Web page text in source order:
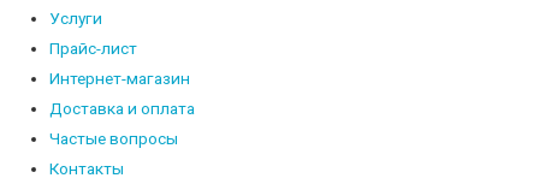
Услуги
Прайс-лист
Интернет-магазин
Доставка и оплата
Частые вопросы
Контакты